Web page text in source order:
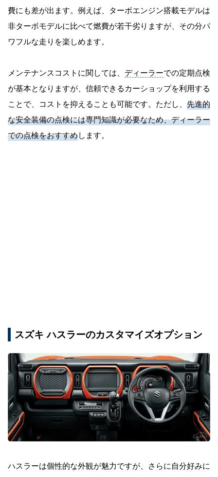
費にも差が出ます。例えば、ターボエンジン搭載モデルは
非ターボモデルに比べて燃費が若干劣りますが、その分パ
ワフルな走りを楽しめます。
メンテナンスコストに関しては、 ディーラーでの定期点検
が基本となりますが、信頼できるカーショップを利用する
ことで、コストを抑えることも可能です。ただし、 先進的
な安全装備の点検には専門知識が必要なため、ディーラー
での点検をおすすめします。
スズキ ハスラーのカスタマイズオプション
ハスラーは個性的な外観が魅力ですが、さらに自分好みに